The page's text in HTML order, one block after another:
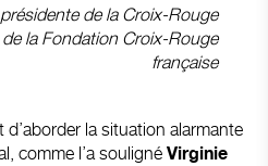
de la Croix-Rouge
la Fondation Croix-Rouge
française
d’aborder la situation alarmante
comme l’a souligné Virginie